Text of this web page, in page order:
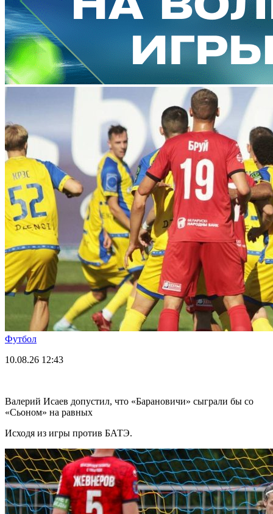
Футбол
10.08.26 12:43
Валерий Исаев допустил, что «Барановичи» сыграли бы со
«Сьоном» на равных
Исходя из игры против БАТЭ.